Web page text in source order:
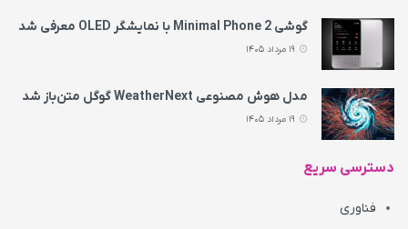
گوشی Minimal Phone 2 با نمایشگر OLED معرفی شد
مدل هوش مصنوعی WeatherNext گوگل متن‌باز شد
دسترسی سریع
فناوری